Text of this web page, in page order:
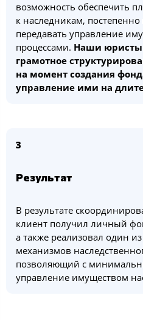
возможность обеспечить
к наследникам,
передавать управление
процессами. Наши юристы
грамотное
на момент создания
управление ими на
3
Результат
В результате
клиент получил личный
а также реализовал один
механизмов
позволяющий с
управление имуществом